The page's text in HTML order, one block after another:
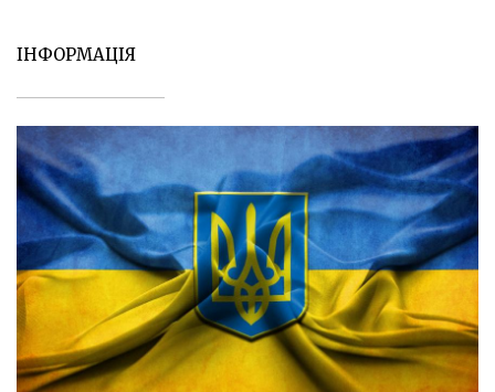
ІНФОРМАЦІЯ